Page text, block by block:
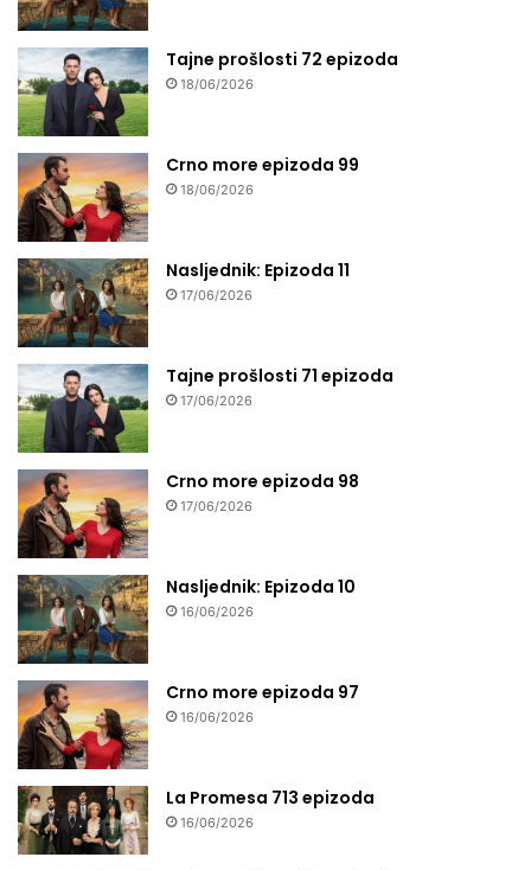
Tajne prošlosti 72 epizoda
18/06/2026
Crno more epizoda 99
18/06/2026
Nasljednik: Epizoda 11
17/06/2026
Tajne prošlosti 71 epizoda
17/06/2026
Crno more epizoda 98
17/06/2026
Nasljednik: Epizoda 10
16/06/2026
Crno more epizoda 97
16/06/2026
La Promesa 713 epizoda
16/06/2026